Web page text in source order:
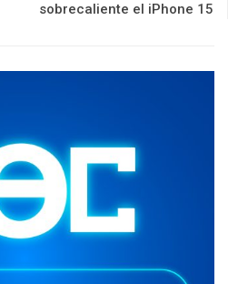
sobrecaliente el iPhone 15